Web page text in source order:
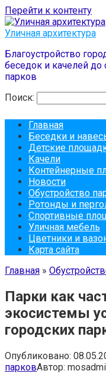
Перейти к контенту
Уличная архитектура
Благоустройство
беседок и качелей
парков
Поиск:
Главная
Беседки и
Детские
Качели
Контейнерные
Новости
Обустройство
Ротонды и
Спортивные
Уличная мебель
Цветники и
Карта сайта
Главная »
Парки как
экосистемы
городских
Опубликовано:
парковАвтор: